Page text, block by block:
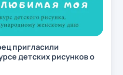
пригласили
детских рисунков о